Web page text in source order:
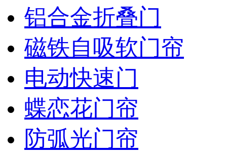
铝合金折叠门
磁铁自吸软门帘
电动快速门
蝶恋花门帘
防弧光门帘